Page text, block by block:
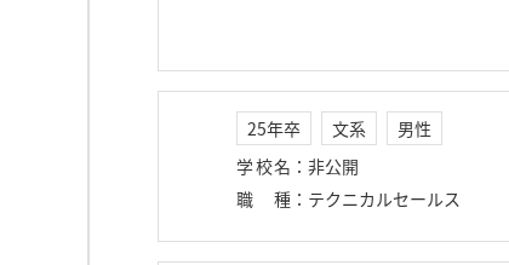
25年卒 文系
男性
学校名 ： 非公開
職種 ： テクニカルセールス